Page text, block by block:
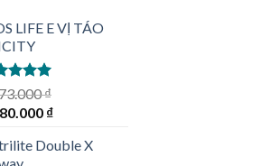
LIFE E VỊ TÁO
5.00
of 5
₫
₫Current
is:
Double X